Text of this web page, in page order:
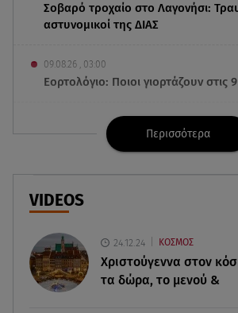
Σοβαρό τροχαίο στο Λαγονήσι:
αστυνομικοί της ΔΙΑΣ
09.08.26 , 03:00
Εορτολόγιο: Ποιοι γιορτάζουν στις
Αττική: Μπαράζ διαρρήξεων – Λεία
08.08.26 , 23:30
Greek Mafia: Χειροπέδες σε
«Μπουλντόγκ»
08.08.26 , 23:00
Στενά του Ορμούζ: Στο Ιράν ο
Περισσότερα
VIDEOS
24.12.24 ΚΟΣΜΟΣ
Χριστούγεννα στον
τα δώρα, το μενού &